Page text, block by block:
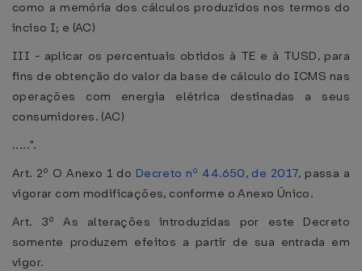
como a memória dos cálculos produzidos nos termos do
inciso I; e (AC)
III - aplicar os percentuais obtidos à TE e à TUSD, para
fins de obtenção do valor da base de cálculo do ICMS nas
operações com energia elétrica destinadas a seus
consumidores. (AC)
.....".
Art. 2º O Anexo 1 do Decreto nº 44.650, de 2017, passa a
vigorar com modificações, conforme o Anexo Único.
Art. 3º As alterações introduzidas por este Decreto
somente produzem efeitos a partir de sua entrada em
vigor.